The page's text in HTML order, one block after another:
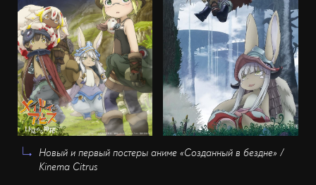
Новый и первый постеры аниме «Созданный в бездне» /
Kinema Citrus